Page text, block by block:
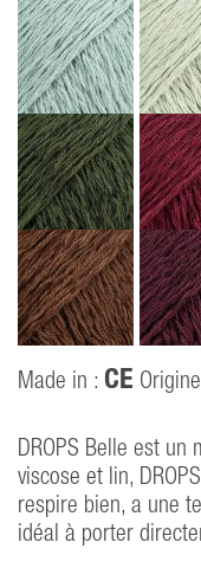
Made in : CE
DROPS Belle est un
viscose et lin,
respire bien, a une
idéal à porter